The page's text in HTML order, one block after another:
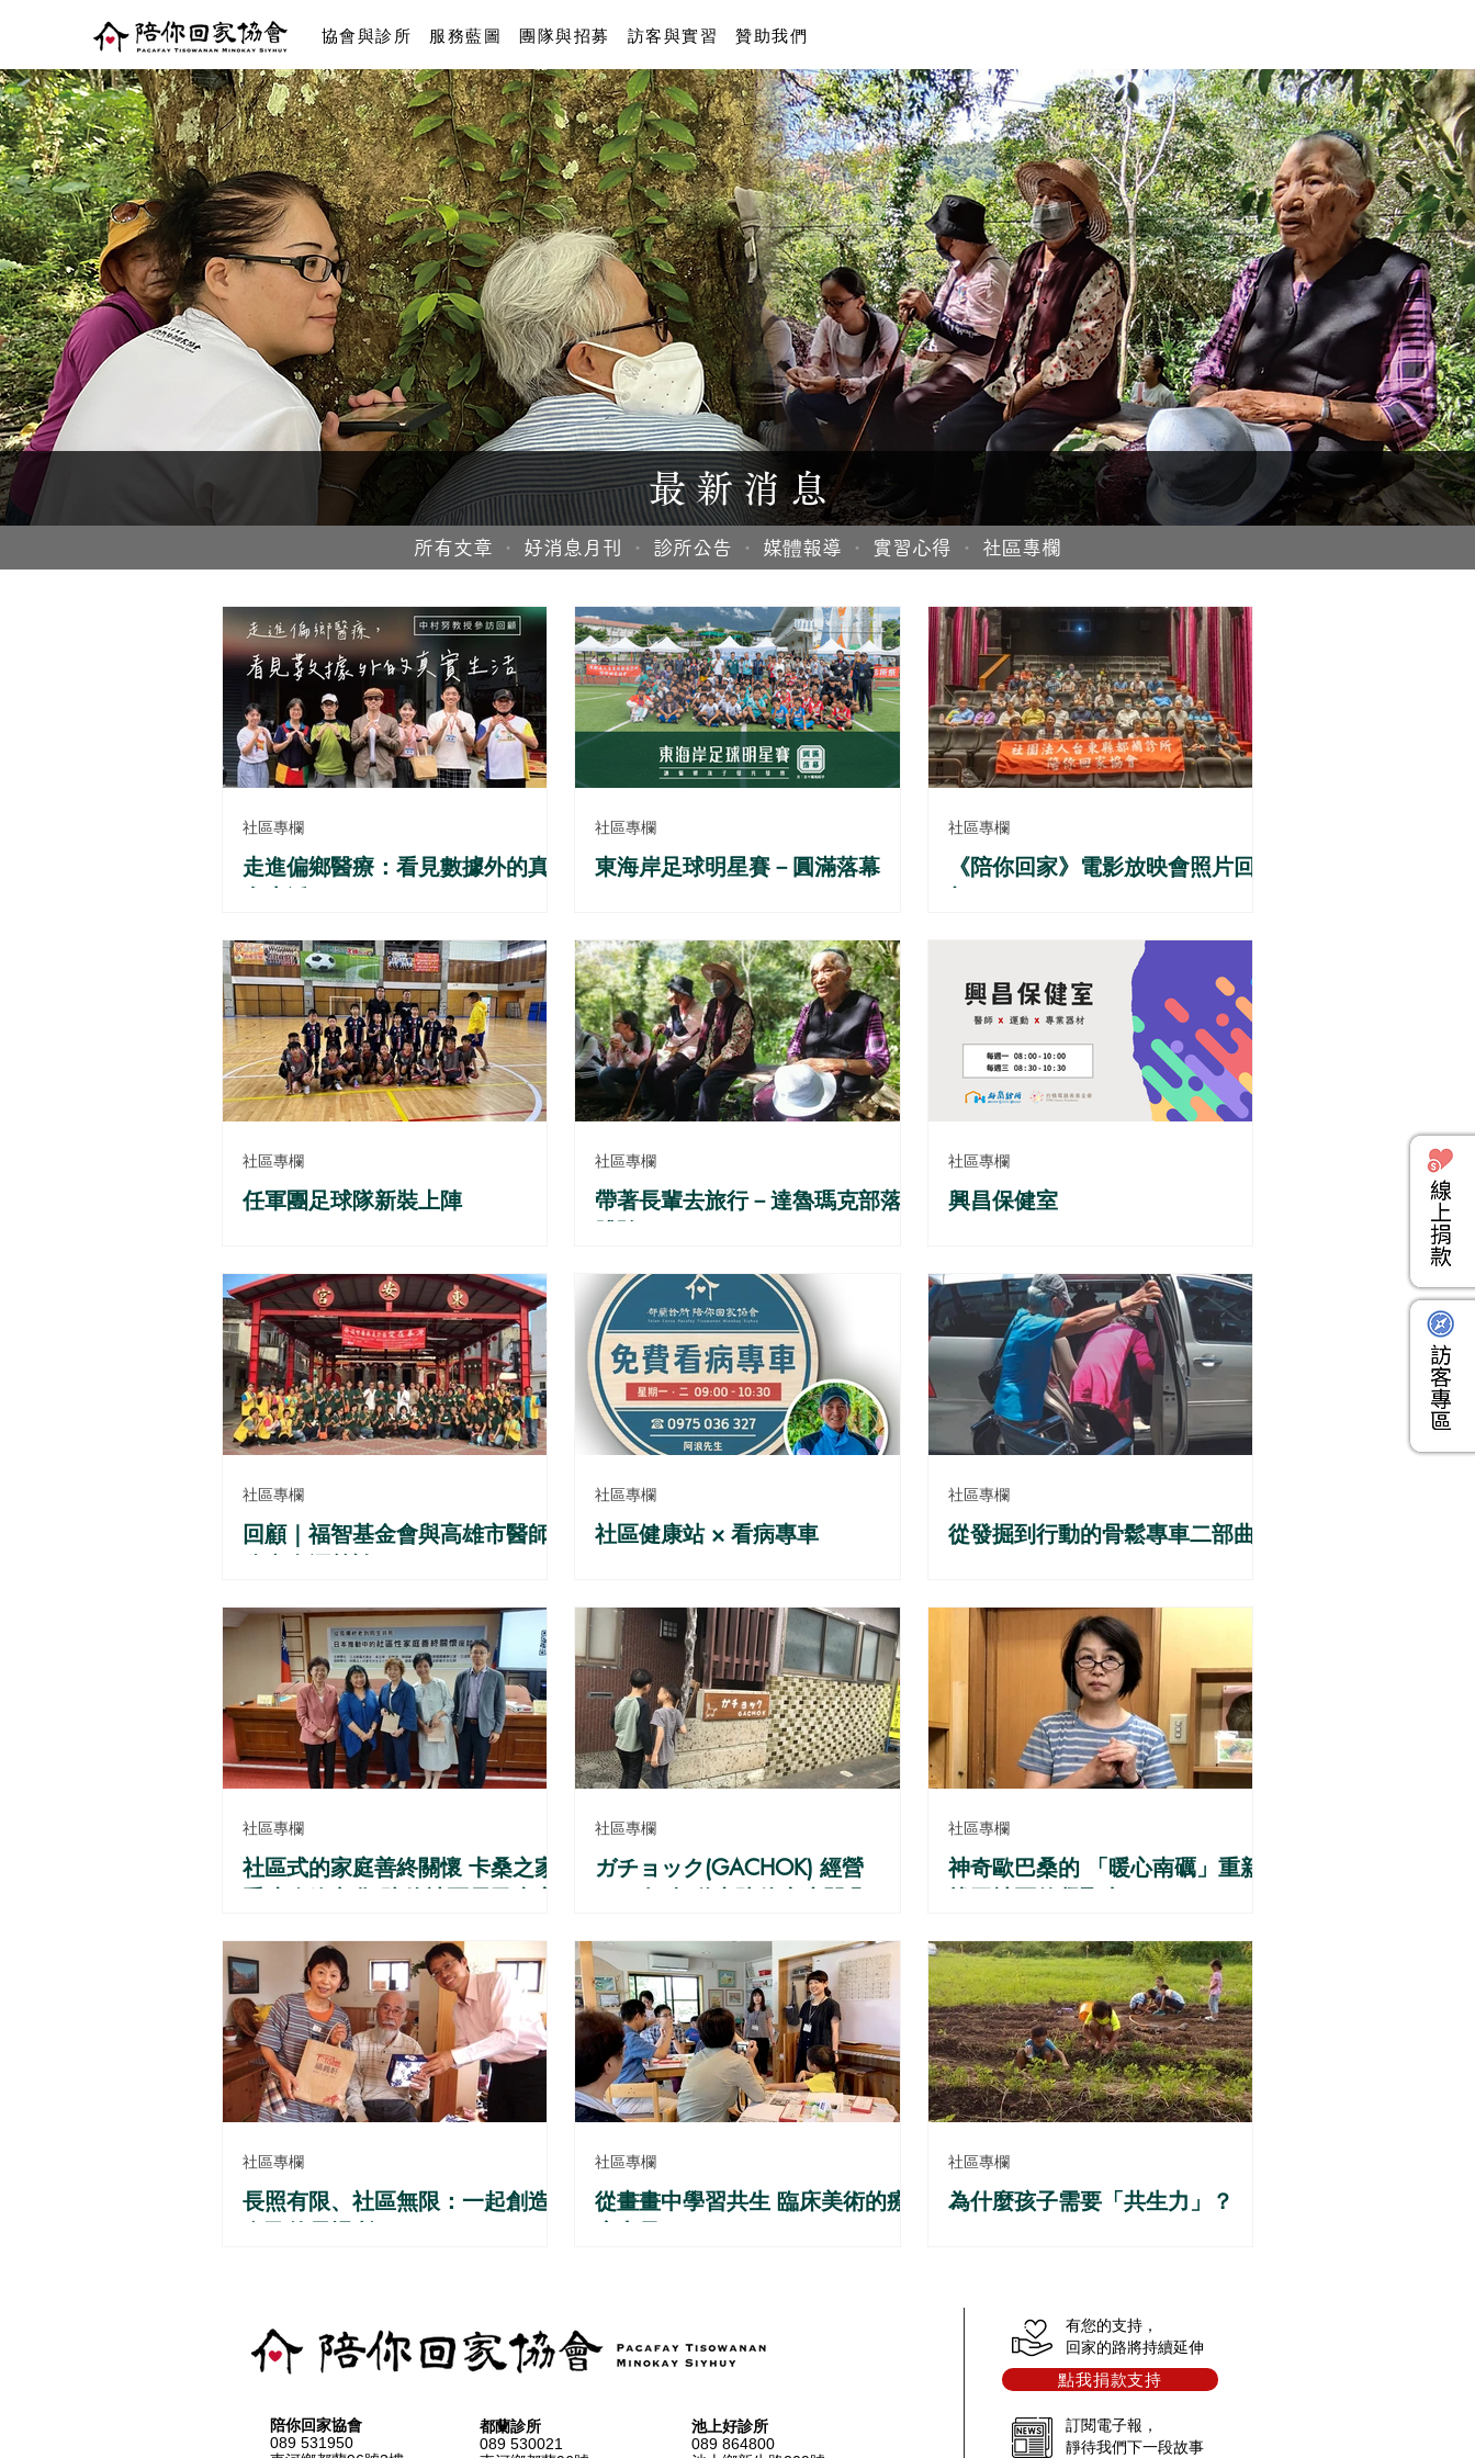
協會與診所 服務藍圖 團隊與招募 訪客與實習 贊助我們
走進偏鄉醫療：看見數據外的真
實生活
社區專欄
東海岸足球明星賽－圓滿落幕
社區專欄
《陪你回家》電影放映會照片回
顧
社區專欄
任軍團足球隊新裝上陣
社區專欄
帶著長輩去旅行－達魯瑪克部落
社區專欄
興昌保健室
社區專欄
回顧｜福智基金會與高雄市醫師
社區專欄
社區健康站 × 看病專車
社區專欄
從發掘到行動的骨鬆專車二部曲
社區專欄
社區式的家庭善終關懷 卡桑之家
社區專欄
ガチョック(GACHOK) 經營
社區專欄
神奇歐巴桑的 「暖心南礪」重新
社區專欄
長照有限、社區無限：一起創造
社區專欄
從畫畫中學習共生 臨床美術的療
社區專欄
為什麼孩子需要「共生力」？
社區專欄
最 新 消 息
所有文章 ・ 好消息月刊 ・ 診所公告 ・ 媒體報導 ・ 實習心得 ・ 社區專欄
陪你回家協會
089 531950
都蘭診所
089 530021
池上好診所
089 864800
有您的支持，
回家的路將持續延伸
點我捐款支持
訂閱電子報，
靜待我們下一段故事